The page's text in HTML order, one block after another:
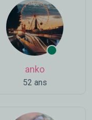
anko
52 ans